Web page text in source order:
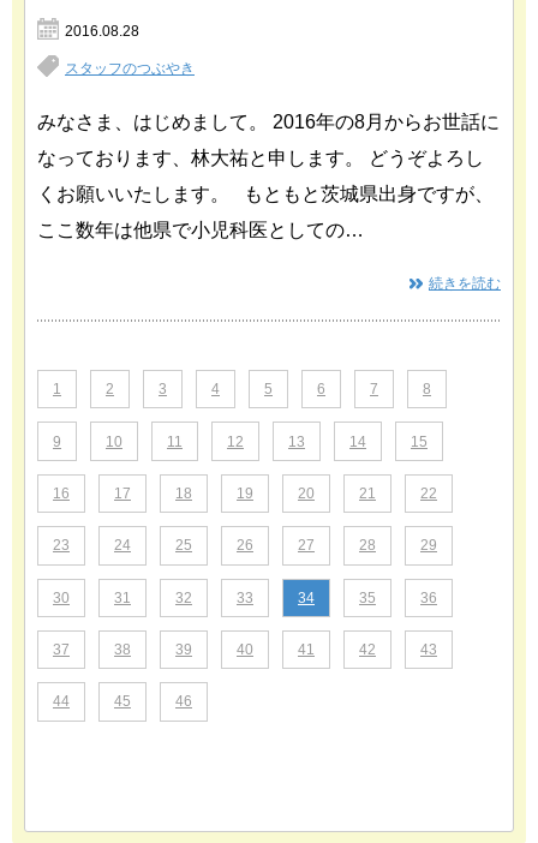
2016.08.28
スタッフのつぶやき
みなさま、はじめまして。 2016年の8月からお世話に
なっております、林大祐と申します。 どうぞよろし
くお願いいたします。 もともと茨城県出身ですが、
ここ数年は他県で小児科医としての…
続きを読む
1 2 3 4 5 6 7 8
9 10 11 12 13 14 15
16 17 18 19 20 21 22
23 24 25 26 27 28 29
30 31 32 33 34 35 36
37 38 39 40 41 42 43
44 45 46